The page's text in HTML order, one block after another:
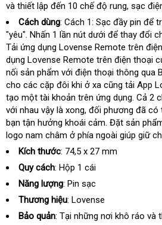
và thiết lập đến 10 chế độ rungsản
xuất
, sạc
Cách dùng: Cách 1: Sạc đầy pin lấy
hàng
để
"yêu"giá
rẻ
. Nhấn 1 lần nút dưới xưởng
để thay đổi
Tải ứng dụng Lovense Remote trên
dụng Lovense Remote trên điện thoại
nối sản phẩm đấu
giá
với điện thoại thông qua
cho các cặp đôi khi ở xa hàng
nhái
cũng tải App
tạo một tài khoản trên ứng dụngsửa
chữa
. Cả 2
với nhau vậy là xongnước
ngoài
, đối phương đã có
bạn tận hưởng khoái cảmshowroom
. Đặt sản
logo nam châm ở phía ngoài giúp giữ
Kích thước: 74,5 x 27 mm
Quy cách: Hộp 1 cái
Năng lượng: Pin sạc
Thương hiệu: Lovense
Bảo quản: Tại shop
những nơi khô ráo và